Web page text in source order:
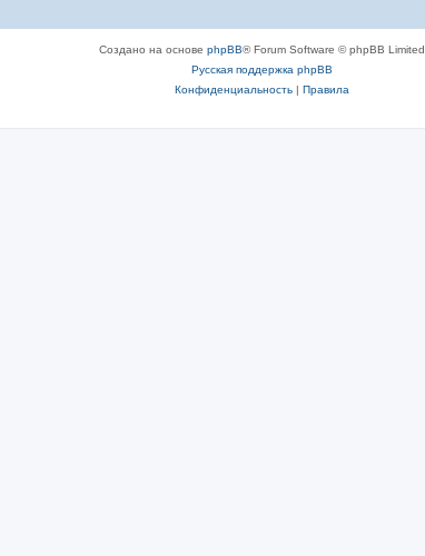
Создано на основе phpBB® Forum Software © phpBB Limited
Русская поддержка phpBB
Конфиденциальность| Правила